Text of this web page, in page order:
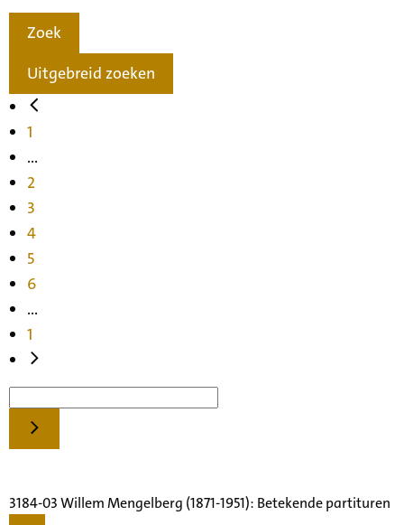
Zoek
Uitgebreid zoeken
1
...
2
3
4
5
6
...
1
3184-03 Willem Mengelberg (1871-1951): Betekende partituren